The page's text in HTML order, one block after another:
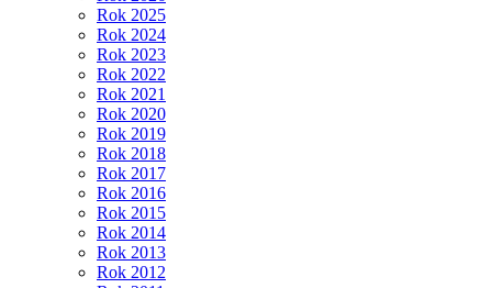
Rok 2025
Rok 2024
Rok 2023
Rok 2022
Rok 2021
Rok 2020
Rok 2019
Rok 2018
Rok 2017
Rok 2016
Rok 2015
Rok 2014
Rok 2013
Rok 2012